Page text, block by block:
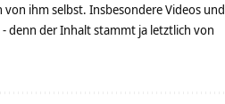
ihm selbst. Insbesondere Videos und
denn der Inhalt stammt ja letztlich von